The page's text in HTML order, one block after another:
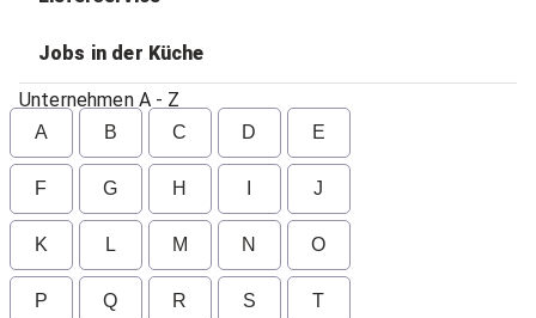
Jobs in der Küche
Unternehmen A - Z
A B C D E
F G H J
K L M N O
P Q R S T